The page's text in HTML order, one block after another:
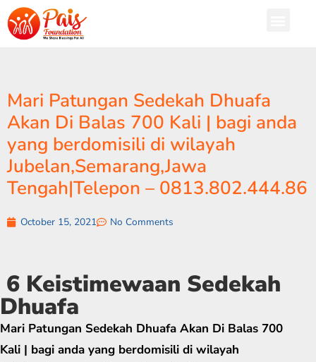
Mari Patungan Sedekah Dhuafa
Akan Di Balas 700 Kali | bagi anda
yang berdomisili di wilayah
Jubelan,Semarang,Jawa
Tengah|Telepon – 0813.802.444.86
October 15, 2021 No Comments
6 Keistimewaan Sedekah
Dhuafa
Mari Patungan Sedekah Dhuafa Akan Di Balas 700
Kali | bagi anda yang berdomisili di wilayah